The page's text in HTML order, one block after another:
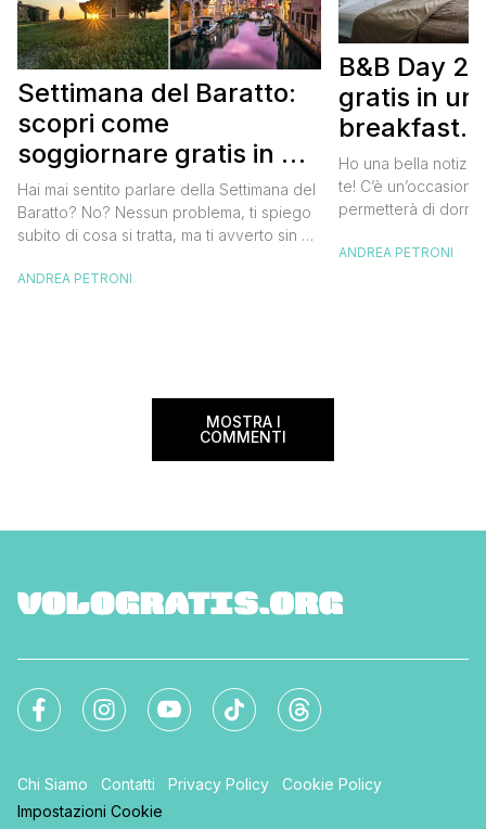
Settimana del Baratto:
scopri come
soggiornare gratis in un
bed and breakfast
Hai mai sentito parlare della Settimana del
Baratto? No? Nessun problema, ti spiego
subito di cosa si tratta, ma ti avverto sin da
tantissimo perché ti permetterà di
ANDREA PETRONI
B&B Day
gratis in un
breakfast.
gratis
Ho una bella
te! C’è
permetterà di
meravigliosi del
ANDREA PETRONI
MOSTRA I
COMMENTI
Chi Siamo Contatti Privacy Policy
Cookie Policy
Impostazioni Cookie